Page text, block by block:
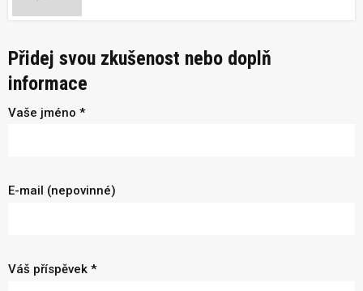
Přidej svou zkušenost nebo doplň
informace
Vaše jméno *
E-mail (nepovinné)
Váš příspěvek *